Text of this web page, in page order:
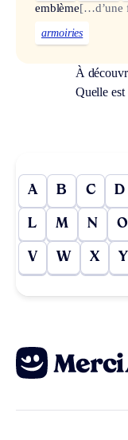
emblème[…d’une
armoiries
À
Quelle
A B C D
L M N O
V W X Y